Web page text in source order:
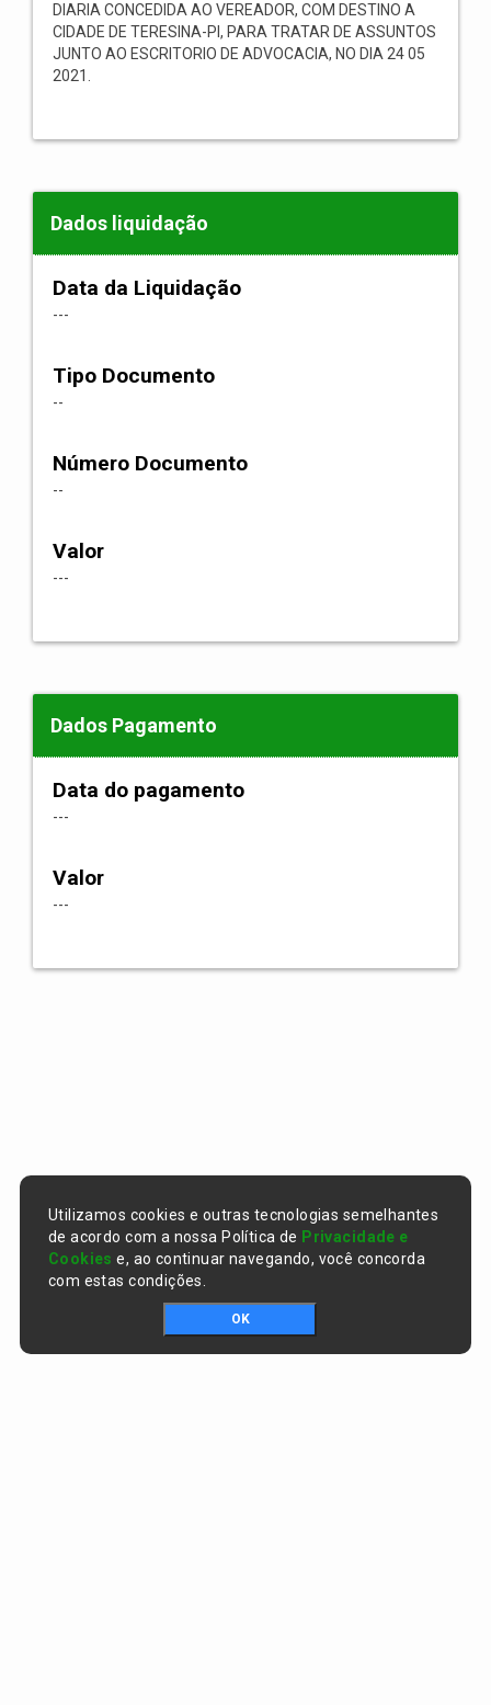
DIARIA CONCEDIDA AO VEREADOR, COM DESTINO A
CIDADE DE TERESINA-PI, PARA TRATAR DE ASSUNTOS
JUNTO AO ESCRITORIO DE ADVOCACIA, NO DIA 24 05
2021.
Dados liquidação
Data da Liquidação
---
Tipo Documento
--
Número Documento
--
Valor
---
Dados Pagamento
Data do pagamento
---
Valor
---
Utilizamos cookies e outras tecnologias semelhantes
de acordo com a nossa Política de Privacidade e
Cookies e, ao continuar navegando, você concorda
com estas condições.
OK